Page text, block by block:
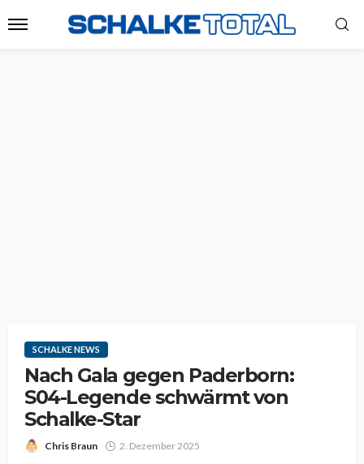
SCHALKE NEWS
Nach Gala gegen Paderborn:
S04-Legende schwärmt von
Schalke-Star
Chris Braun 2. Dezember 2025